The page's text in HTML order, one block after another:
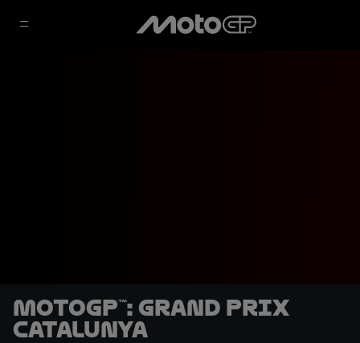
MotoGP™: Grand Prix
Catalunya